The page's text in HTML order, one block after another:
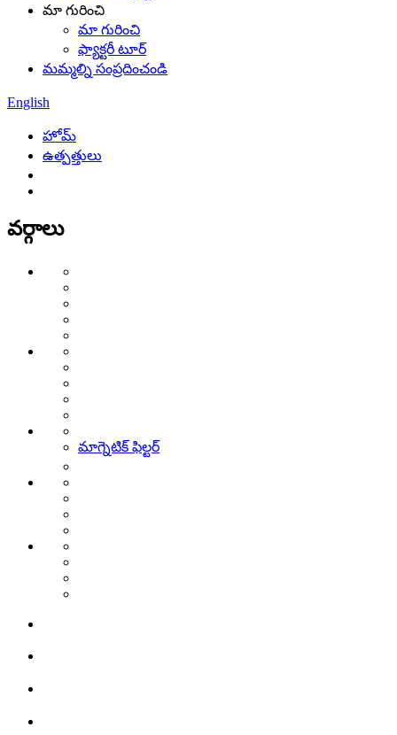
మా గురించి
మా గురించి
ఫ్యాక్టరీ టూర్
మమ్మల్ని సంప్రదించండి
English
హోమ్
ఉత్పత్తులు
వర్గాలు
మాగ్నెటిక్ ఫిల్టర్